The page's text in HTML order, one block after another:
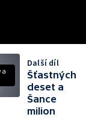
Další díl
Šťastných
deset a
Šance
milion